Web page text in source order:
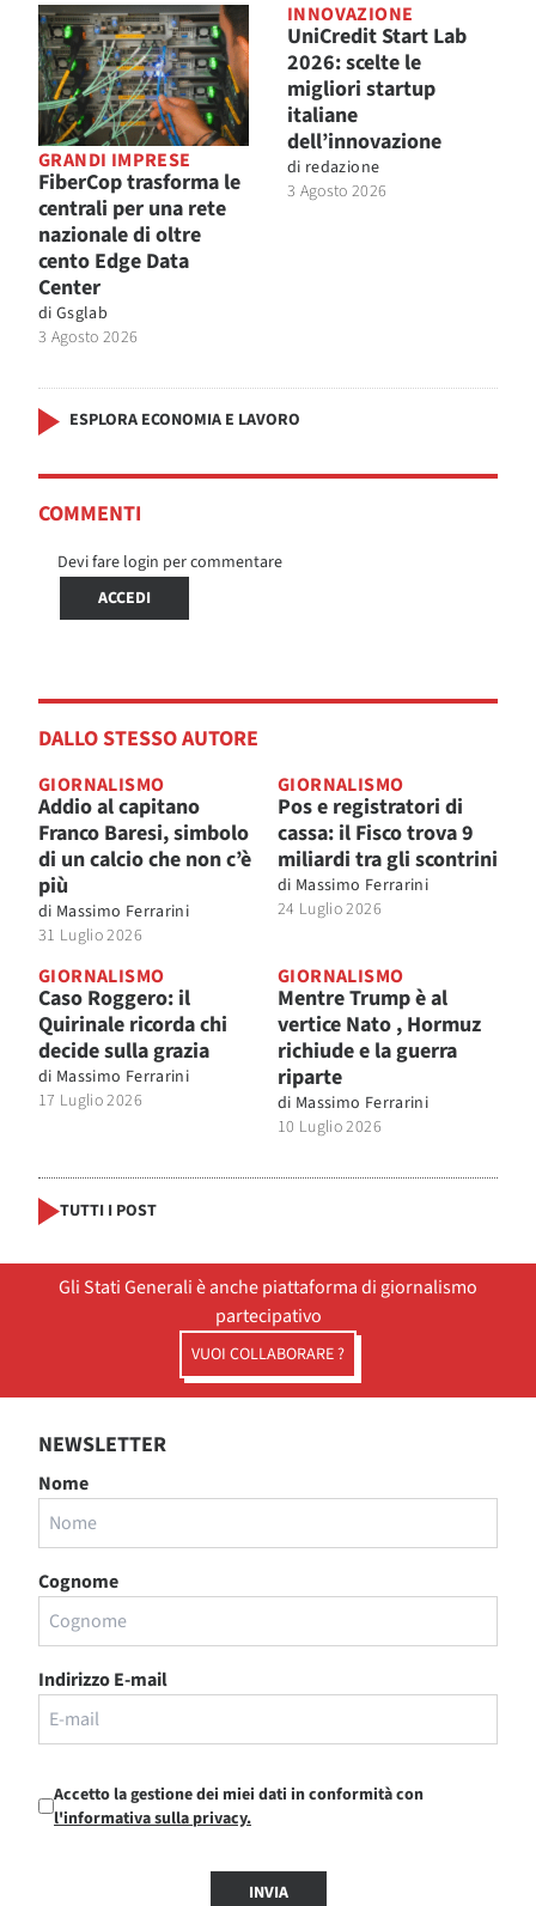
GRANDI IMPRESE
FiberCop trasforma le
centrali per una rete
nazionale di oltre
cento Edge Data
Center
di Gsglab
3 Agosto 2026
INNOVAZIONE
UniCredit Start Lab
2026: scelte le
migliori startup
italiane
dell’innovazione
di redazione
3 Agosto 2026
ESPLORA ECONOMIA E LAVORO
COMMENTI
Devi fare login per commentare
ACCEDI
DALLO STESSO AUTORE
GIORNALISMO
Addio al capitano
Franco Baresi, simbolo
di un calcio che non c’è
più
di Massimo Ferrarini
31 Luglio 2026
GIORNALISMO
Pos e registratori di
cassa: il Fisco trova 9
miliardi tra gli scontrini
di Massimo Ferrarini
24 Luglio 2026
GIORNALISMO
Caso Roggero: il
Quirinale ricorda chi
decide sulla grazia
di Massimo Ferrarini
17 Luglio 2026
GIORNALISMO
Mentre Trump è al
vertice Nato , Hormuz
richiude e la guerra
riparte
di Massimo Ferrarini
10 Luglio 2026
TUTTI I POST
Gli Stati Generali è anche piattaforma di giornalismo
partecipativo
VUOI COLLABORARE ?
NEWSLETTER
Nome
Cognome
Indirizzo E-mail
Accetto la gestione dei miei dati in conformità con
l'informativa sulla privacy.
INVIA